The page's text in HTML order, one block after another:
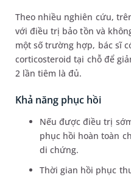
Theo nhiều nghiên cứu,
với điều trị bảo tồn và
một số trường hợp, bác sĩ
corticosteroid tại chỗ để
2 lần tiêm là đủ.
Khả năng phục hồi
Nếu được điều trị
phục hồi hoàn toàn
di chứng.
Thời gian hồi phục